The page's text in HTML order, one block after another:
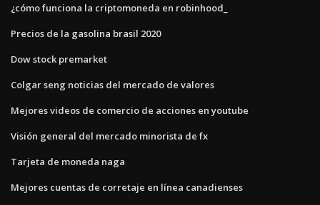
¿cómo funciona la criptomoneda en robinhood_
Precios de la gasolina brasil 2020
Dow stock premarket
Colgar seng noticias del mercado de valores
Mejores videos de comercio de acciones en youtube
Visión general del mercado minorista de fx
Tarjeta de moneda naga
Mejores cuentas de corretaje en línea canadienses